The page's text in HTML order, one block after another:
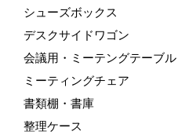
シューズボックス
デスクサイドワゴン
会議用・ミーテングテーブル
ミーティングチェア
書類棚・書庫
整理ケース